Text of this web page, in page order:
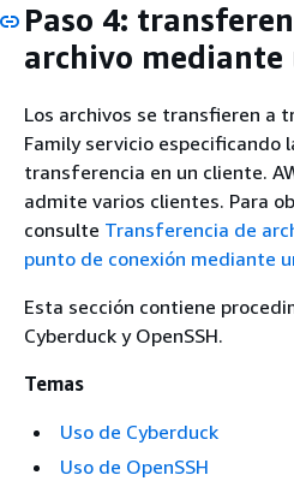
Paso 4:
archivo mediante
Los archivos se transfieren a
Family servicio especificando
transferencia en un cliente.
admite varios clientes. Para
consulte Transferencia de
punto de conexión mediante
Esta sección contiene
Cyberduck y OpenSSH.
Temas
Uso de Cyberduck
Uso de OpenSSH